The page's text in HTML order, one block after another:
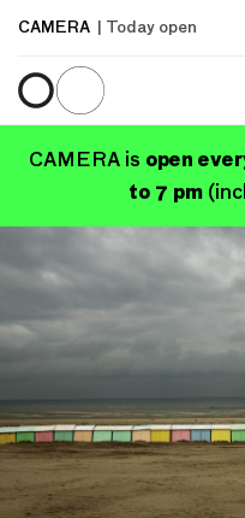
CAMERA | Today open
CAMERA is open
to 7 pm